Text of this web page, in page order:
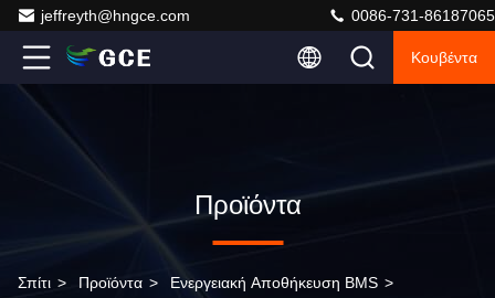
jeffreyth@hngce.com 0086-731-86187065
Κουβέντα
Προϊόντα
Σπίτι > Προϊόντα > Ενεργειακή Αποθήκευση BMS >